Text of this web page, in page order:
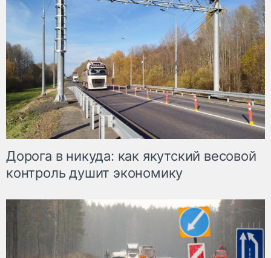
Дорога в никуда: как якутский весовой
контроль душит экономику